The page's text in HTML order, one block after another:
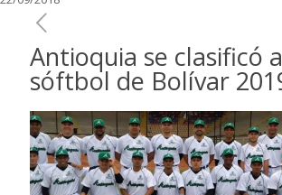
Antioquia se clasificó
sóftbol de Bolívar